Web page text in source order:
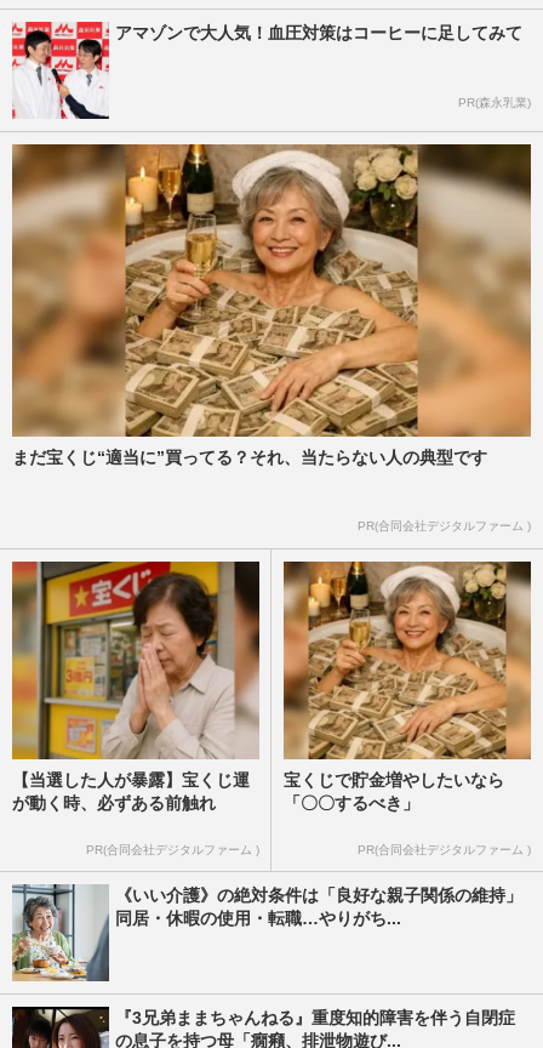
アマゾンで大人気！血圧対策はコーヒーに足してみて
PR(森永乳業)
まだ宝くじ“適当に”買ってる？それ、当たらない人の典型です
PR(合同会社デジタルファーム )
【当選した人が暴露】宝くじ運
が動く時、必ずある前触れ
PR(合同会社デジタルファーム )
宝くじで貯金増やしたいなら
「〇〇するべき」
PR(合同会社デジタルファーム )
《いい介護》の絶対条件は「良好な親子関係の維持」
同居・休暇の使用・転職…やりがち...
『3兄弟ままちゃんねる』重度知的障害を伴う自閉症
の息子を持つ母「癇癪、排泄物遊び...